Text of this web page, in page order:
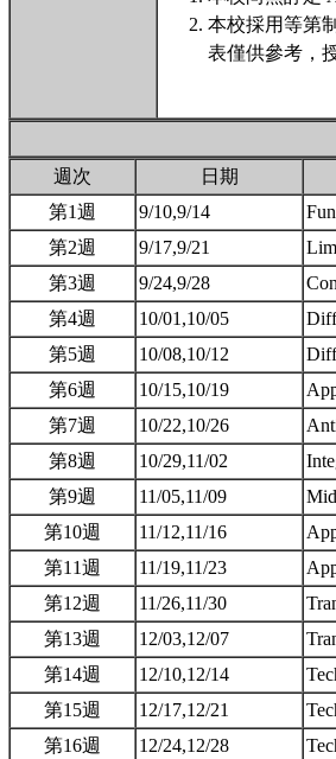
本校採用等第
表僅供參考，
週次
日期
第1週
9/10,9/14
第2週
9/17,9/21
第3週
9/24,9/28
第4週
10/01,10/05
第5週
10/08,10/12
第6週
10/15,10/19
第7週
10/22,10/26
第8週
10/29,11/02
第9週
11/05,11/09
第10週
11/12,11/16
第11週
11/19,11/23
第12週
11/26,11/30
第13週
12/03,12/07
第14週
12/10,12/14
第15週
12/17,12/21
第16週
12/24,12/28